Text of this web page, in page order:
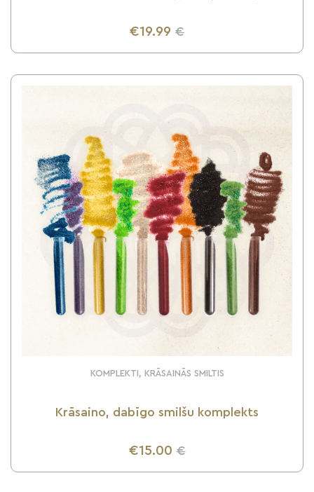
€19.99 €
UZZINI VAIRĀK
KOMPLEKTI, KRĀSAINĀS SMILTIS
Krāsaino, dabīgo smilšu komplekts
€15.00 €
UZZINI VAIRĀK